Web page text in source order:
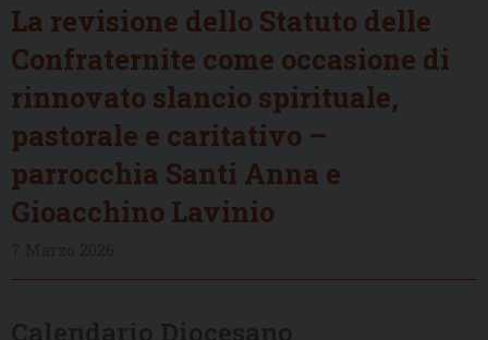
La revisione dello Statuto delle
Confraternite come occasione di
rinnovato slancio spirituale,
pastorale e caritativo –
parrocchia Santi Anna e
Gioacchino Lavinio